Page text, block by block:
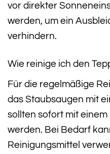
vor direkter
werden, um ein
verhindern.
Wie reinige ich den
Für die regelmäßige
das Staubsaugen mit
sollten sofort mit
werden. Bei Bedarf
Reinigungsmittel